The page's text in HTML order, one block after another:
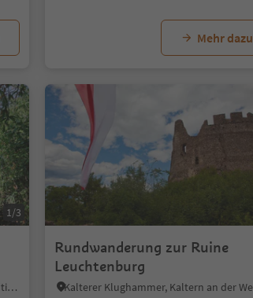
Mehr dazu
1/3
Montiggl, Kaltern an der Weinstraße, Südtiroler Weinstraße
Rundwanderung zur Ruine
Leuchtenburg